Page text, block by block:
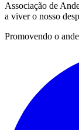
Associação de
a viver o nosso
Promovendo o